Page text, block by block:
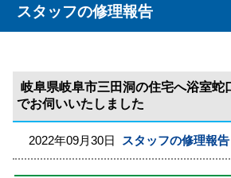
スタッフの修理報告
岐阜県岐阜市三田洞の住宅へ浴室蛇
でお伺いいたしました
2022年09月30日 スタッフの修理報告